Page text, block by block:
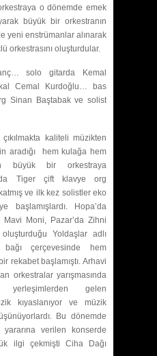
o dönemde emek
büyük bir orkestranın
yeni enstrümanlar alınarak
orkestrasını oluşturdular.
solo gitarda Kemal
Cemal Kurdoğlu… bas
Sinan Baştabak ve solist
kaliteli müzikten
aradığı hem kulağa hem
bir orkestraya
Tiger çift klavye org
ve ilk kez solistler eko
başlamışlardı. Hopa’da
Moni, Pazar’da Zihni
Yoldaşlar adlı
bağı çerçevesinde hem
rekabet başlamıştı. Arhavi
orkestralar yarışmasında
yerleşimlerden gelen
kıyaslanıyor ve müzik
Bu dönemde
verilen konserde
ilgi çekmişti Ciha Dağı